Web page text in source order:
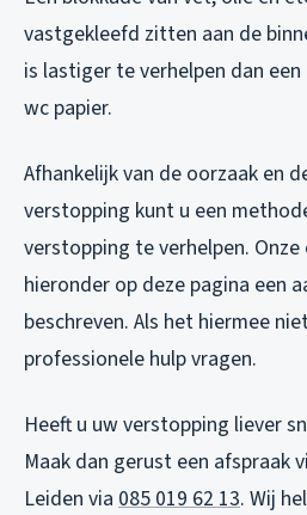
vastgekleefd zitten aan de
is lastiger te verhelpen dan
wc papier.
Afhankelijk van de oorzaak en
verstopping kunt u een
verstopping te verhelpen.
hieronder op deze pagina een
beschreven. Als het hiermee
professionele hulp vragen.
Heeft u uw verstopping liever
Maak dan gerust een afspraak
Leiden via 085 019 62 13. Wij